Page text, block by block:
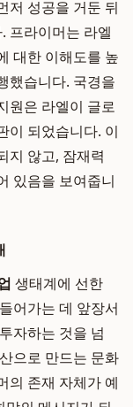
저 성공을 거둔 뒤
프라이머는 라엘
대한 이해도를 높
했습니다. 국경을
원은 라엘이 글로
이 되었습니다. 이
지 않고, 잠재력
있음을 보여줍니
생태계에 선한
어가는 데 앞장서
자하는 것을 넘
으로 만드는 문화
의 존재 자체가 예